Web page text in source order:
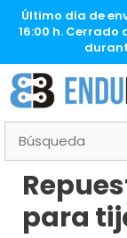
SaltarÚltimo día de
16:00 h. Cerrado
para